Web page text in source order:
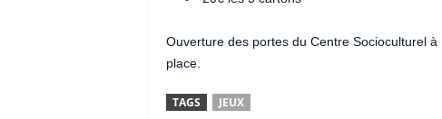
Ouverture des portes du Centre Socioculturel
place.
TAGS JEUX